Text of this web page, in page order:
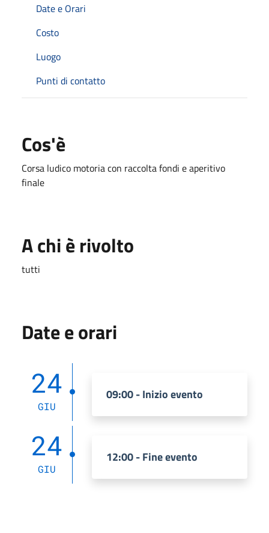
Date e Orari
Costo
Luogo
Punti di contatto
Cos'è
Corsa ludico motoria con raccolta fondi e aperitivo
finale
A chi è rivolto
tutti
Date e orari
24
GIU
09:00 - Inizio evento
24
GIU
12:00 - Fine evento